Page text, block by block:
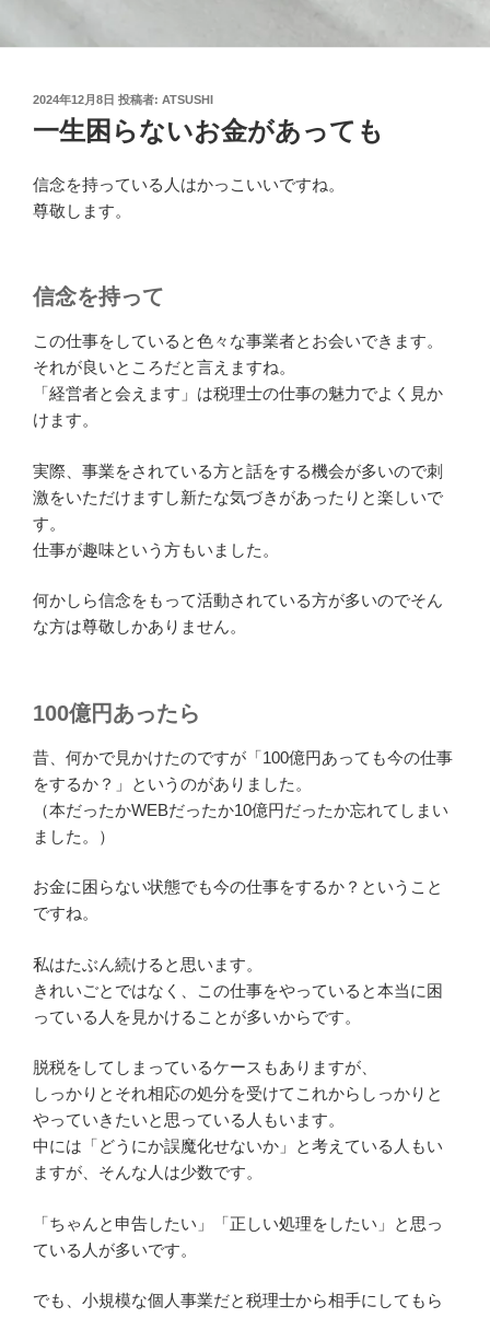
投
2024年12月8日 投稿者: ATSUSHI
一生困らないお金があっても
信念を持っている人はかっこいいですね。
尊敬します。
信念を持って
この仕事をしていると色々な事業者とお会いできます。
それが良いところだと言えますね。
「経営者と会えます」は税理士の仕事の魅力でよく見か
けます。
実際、事業をされている方と話をする機会が多いので刺
激をいただけますし新たな気づきがあったりと楽しいで
す。
仕事が趣味という方もいました。
何かしら信念をもって活動されている方が多いのでそん
な方は尊敬しかありません。
100億円あったら
昔、何かで見かけたのですが「100億円あっても今の仕事
をするか？」というのがありました。
（本だったかWEBだったか10億円だったか忘れてしまい
ました。）
お金に困らない状態でも今の仕事をするか？ということ
ですね。
私はたぶん続けると思います。
きれいごとではなく、この仕事をやっていると本当に困
っている人を見かけることが多いからです。
脱税をしてしまっているケースもありますが、
しっかりとそれ相応の処分を受けてこれからしっかりと
やっていきたいと思っている人もいます。
中には「どうにか誤魔化せないか」と考えている人もい
ますが、そんな人は少数です。
「ちゃんと申告したい」「正しい処理をしたい」と思っ
ている人が多いです。
でも、小規模な個人事業だと税理士から相手にしてもら